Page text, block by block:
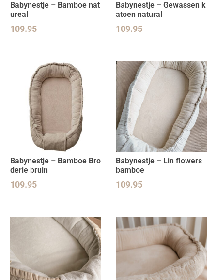
Babynestje – Bamboe nat
ureal
109.95
Babynestje – Gewassen k
atoen natural
109.95
Babynestje – Bamboe Bro
derie bruin
109.95
Babynestje – Lin flowers
bamboe
109.95